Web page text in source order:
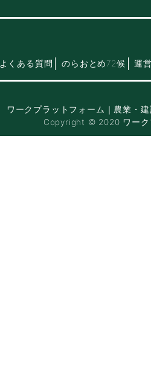
よくある質問 のらおとめ72候 運
ワークプラットフォーム｜農業・
Copyright © 2020 ワーク